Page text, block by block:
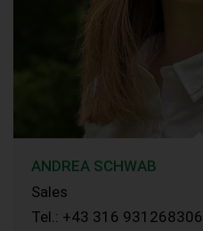
ANDREA SCHWAB
Sales
Tel.: +43 316 931268306